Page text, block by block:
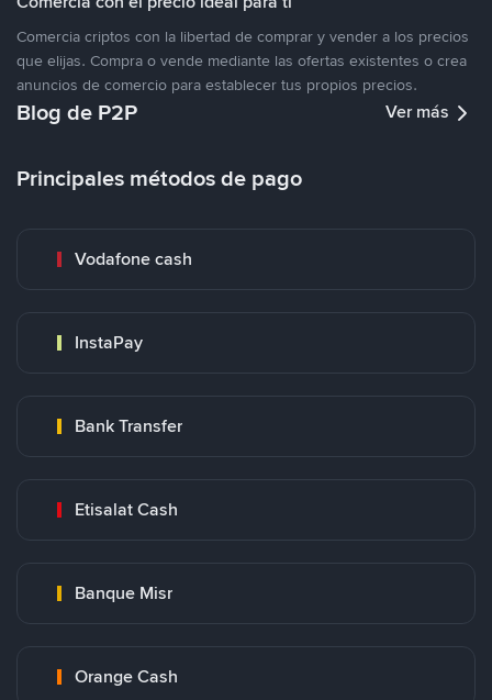
Comercia criptos con la libertad de comprar y vender a los precios
que elijas. Compra o vende mediante las ofertas existentes o crea
anuncios de comercio para establecer tus propios precios.
Blog de P2P Ver más
Principales métodos de pago
Vodafone cash
InstaPay
Bank Transfer
Etisalat Cash
Banque Misr
Orange Cash